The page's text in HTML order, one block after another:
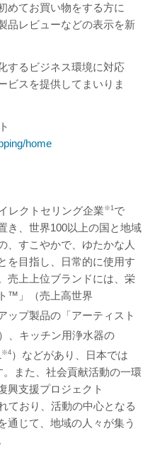
めてお買い物をする方に
品レビューなどの表示を新
するビジネス環境に対応
ビスを提供してまいりま
home
レクトセリング企業 ※1 で
き、世界100以上の国と地域
、すこやかで、ゆたかな人
を目指し、日常的に使用す
売上上位ブランドには、栄
™」（売上高世界
ップ製品の「アーティスト
）、キッチン用浄水器の
※4 ）などがあり、日本では
また、社会貢献活動の一環
興支援プロジェクト
ており、活動の中心となる
通じて、地域の人々が集う